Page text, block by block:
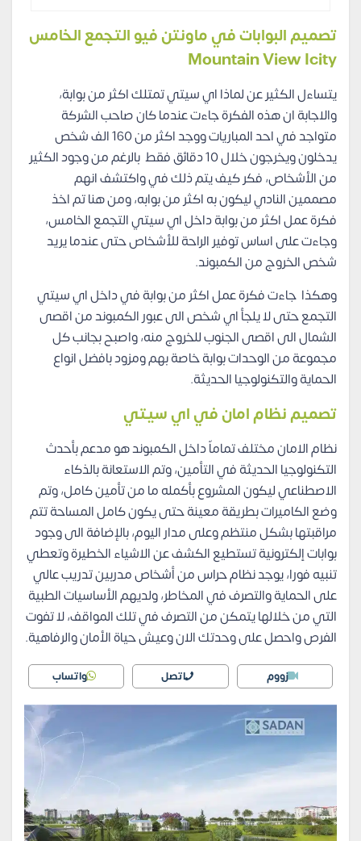
تصميم البوابات في ماونتن فيو التجمع الخامس
Mountain View Icity
يتساءل الكثير عن لماذا اي سيتي تمتلك اكثر من بوابة،
والاجابة ان هذه الفكرة جاءت عندما كان صاحب الشركة
متواجد في احد المباريات ووجد اكثر من 160 الف شخص
يدخلون ويخرجون خلال 10 دقائق فقط بالرغم من وجود الكثير
من الأشخاص، فكر كيف يتم ذلك في واكتشف انهم
مصممين النادي ليكون به اكثر من بوابه، ومن هنا تم اخذ
فكرة عمل اكثر من بوابة داخل اي سيتي التجمع الخامس،
وجاءت على اساس توفير الراحة للأشخاص حتى عندما يريد
شخص الخروج من الكمبوند.
وهكذا جاءت فكرة عمل اكثر من بوابة في داخل اي سيتي
التجمع حتى لا يلجأ اي شخص الى عبور الكمبوند من اقصى
الشمال الى اقصى الجنوب للخروج منه، واصبح بجانب كل
مجموعة من الوحدات بوابة خاصة بهم ومزود بافضل انواع
الحماية والتكنولوجيا الحديثة.
تصميم نظام امان في اي سيتي
نظام الامان مختلف تماماّ داخل الكمبوند هو مدعم بأحدث
التكنولوجيا الحديثة في التأمين، وتم الاستعانة بالذكاء
الاصطناعي ليكون المشروع بأكمله ما من تأمين كامل، وتم
وضع الكاميرات بطريقة معينة حتى يكون كامل المساحة تتم
مراقبتها بشكل منتظم وعلى مدار اليوم، بالإضافة الى وجود
بوابات إلكترونية تستطيع الكشف عن الاشياء الخطيرة وتعطي
تنبيه فورا، يوجد نظام حراس من أشخاص مدربين تدريب عالي
على الحماية والتصرف في المخاطر، ولديهم الأساسيات الطبية
التي من خلالها يتمكن من التصرف في تلك المواقف، لا تفوت
الفرص واحصل على وحدتك الان وعيش حياة الأمان والرفاهية.
زووم اتصل واتساب